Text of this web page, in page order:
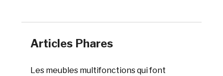
Articles Phares
Les meubles multifonctions qui font